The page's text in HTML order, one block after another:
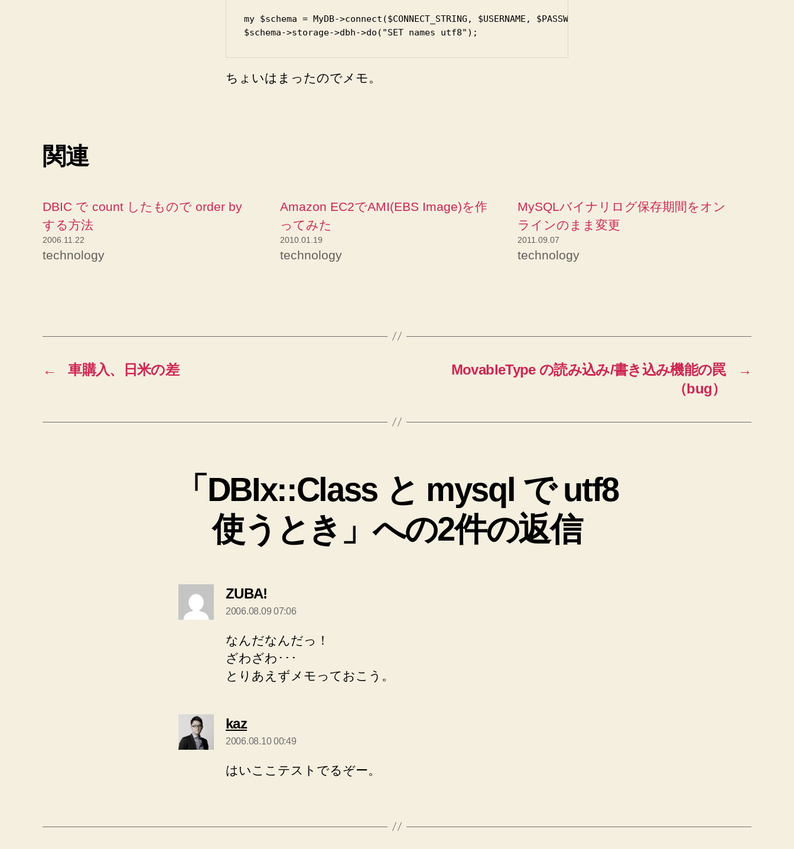
my $schema = MyDB->connect($CONNECT_STRING, $USERNAME, $PASSWORD);
ちょいはまったのでメモ。
関連
DBIC で count したもので order by
する方法
2006.11.22
technology
Amazon EC2でAMI(EBS Image)を作
ってみた
2010.01.19
technology
MySQLバイナリログ保存期間をオン
ラインのまま変更
2011.09.07
technology
← 車購入、日米の差 →
MovableType の読み込み/書き込み機能の罠
（bug）
「DBIx::Class と mysql で utf8
使うとき」への2件の返信
ZUBA!
発
2006.08.09 07:06
なんだなんだっ！
ざわざわ･･･
とりあえずメモっておこう。
kazの
発
2006.08.10 00:49
はいここテストでるぞー。